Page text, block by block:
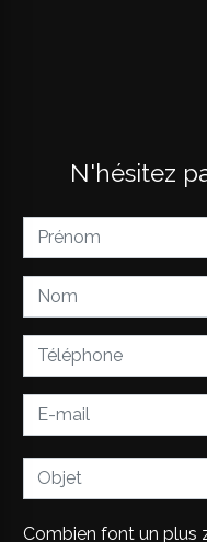
N'hésitez
Combien font un plus